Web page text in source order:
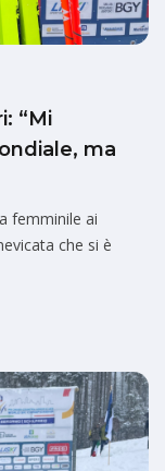
“Mi
ma
femminile ai
che si è